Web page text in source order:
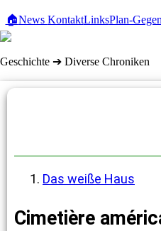
🏠News KontaktLinksPlan-
Geschichte ➔ Diverse Chroniken
Das weiße Haus
Cimetière